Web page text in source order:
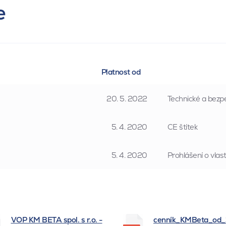
Platnost od
20. 5. 2022 Technické a
5. 4. 2020 CE štítek
5. 4. 2020 Prohlášení o
VOP KM BETA spol. s r.o. -